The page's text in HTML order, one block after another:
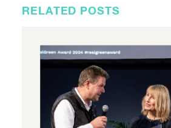
RELATED POSTS